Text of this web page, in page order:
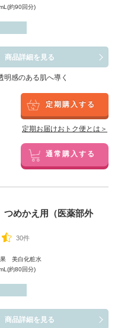
90回分)
商品詳細を見る
感のある肌へ導く
定期購入する
定期お届けおトク便とは＞
通常購入する
めかえ用（医薬部外
30件
美白化粧水
80回分)
商品詳細を見る